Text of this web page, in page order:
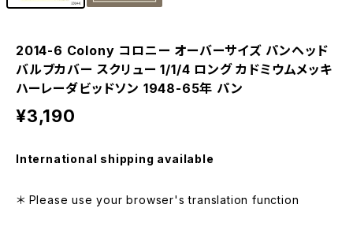
2014-6 Colony コロニー オーバーサイズ パンヘッド
バルブカバー スクリュー 1/1/4 ロング カドミウムメッキ
ハーレーダビッドソン 1948-65年 パン
¥3,190
International shipping available
＊ Please use your browser's translation function